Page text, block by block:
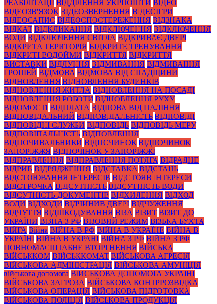
РЕАБІЛІТАЦІЇ ВІДДІЛЕННЯ УКРПОШТИ ВІДЕО
ВІДЕОЗВ'ЯЗОК ВІДЕОЗВЕРНЕННЯ ВІДЕОІГРИ
ВІДЕОСАПИС ВІДЕОСПОСТЕРЕЖЕННЯ ВІДЗНАКА
ВІДКАТ ВІДКЛИКАННЯ ВІДКЛЮЧЕННЯ ВІДКЛЮЧЕННЯ
ВОДИ ВІДКЛЮЧЕННЯ СВІТЛА ВІДКРИВАЄ ДВЕРІ
ВІДКРИТА ТЕРИТОРІЯ ВІДКРИТЕ ТРЕНУВАННЯ
ВІДКРИТІ ВОДОЙМИ ВІДКРИТТЯ ВІДКРИТТЯ
ВИСТАВКИ ВІДЛУННЯ ВІДМИВАННЯ ВІДМИВАННЯ
ГРОШЕЙ ВІДМОВА ВІДМОВА ВІД СПАДЩИНИ
ВІДНОВЛЕННЯ ВІДНОВЛЕННЯ БУДИНКІВ
ВІДНОВЛЕННЯ ЖИТЛА ВІДНОВЛЕННЯ НА ПОСАДІ
ВІДНОВЛЕННЯ РОБОТИ ВІДНОВЛЕННЯ РУХУ
ВІДОМОСТІ ВІДПЛАТА ВІДПОВА ВІД ПАЛІННЯ
ВІДПОВІДАЛЬНИЙ ВІДПОВІДАЛЬНІСТЬ ВІДПОВІДІ
ВІДПОВІДНІ СЛУЖБИ ВІДПОВІДЬ ВІДПОВІДЬ МЕРУ
ВІДПОВІПАЛЬНІСТЬ ВІДПОВЛЕННЯ
ВІДПОЧИВАЛЬНИКИ ВІДПОЧИНОК ВІДПОЧИНОК
ЗАПОРІЖЖЯ ВІДПОЧІНОК У ЗАПОРІЖЖІ
ВІДПРАВЛЕННЯ ВІДПРАВЛЕННЯ ПОТЯГА ВІДРАДНЕ
ВІДРИВ ВІДРЯДЖЕННЯ ВІДСТАВКА ВІДСТАНЬ
ВІДСТОЮВАННЯ ІНТЕРЕСІВ ВІДСТОЯВ ІНТЕРЕСИ
ВІДСТРОЧКА ВІДСУТНІСТЬ ВІДСУТНІСТЬ ВОДИ
ВІДСУТНІСТЬ ДОКУМЕНТІВ ВІДХИЛЕННЯ ВІДХОД
ВОДИ ВІДХОДИ ВІДЧИНИВ ДВЕРІ ВІДЧУЖЕННЯ
ВІДЧУТТЯ ВІДШКОДУВАННЯ ВІЗА ВІЗИТ ВІЗИТ ДО
УКРАЇНИ ВІЗНА З РФ ВІЗОВИЙ РЕЖИМ ВІЗЬКА БУХТА
ВІЙГА Війна ВІЙНА В РФ ВІЙНА В УКРАЇНЕ ВІЙНА В
УКРАЇНІ ВІЙНА В УКРАНІ ВІЙНА З РФ ВІЙНА З РФ
ПОВНОМАСШТАБНЕ ВТОРГНЕННЯ ВІЙСЬКА
ВІЙСЬККОМ ВІЙСЬККОМАТ ВІЙСЬКОВА АГРЕСІЯ
ВІЙСЬКОВА АДМІНІСТРАЦІЯ ВІЙСЬКОВА АМУНІЦІЯ
військова допомога ВІЙСЬКОВА ДОПОМОГА УКРАЇНІ
ВІЙСЬКОВА ЗАГРОЗА ВІЙСЬКОВА КОНТРРОЗВІДКА
ВІЙСЬКОВА ОПЕРАЦІЯ ВІЙСЬКОВА ПІДГОТОВКА
ВІЙСЬКОВА ПОЛІЦІЯ ВІЙСЬКОВА ПРОДУКЦІЯ